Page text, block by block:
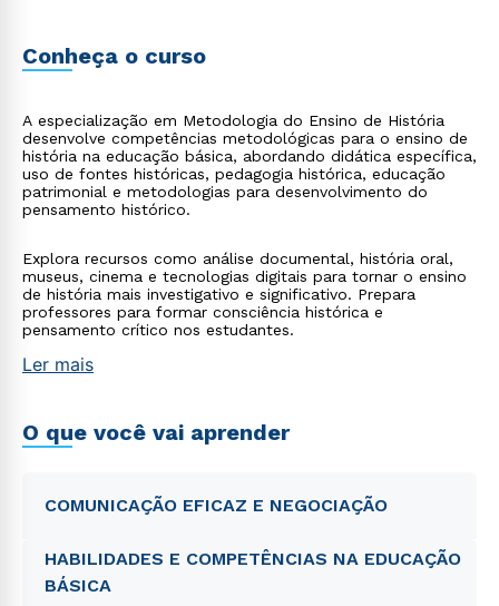
Conheça o curso
A especialização em Metodologia do Ensino de História
desenvolve competências metodológicas para o ensino de
história na educação básica, abordando didática específica,
uso de fontes históricas, pedagogia histórica, educação
patrimonial e metodologias para desenvolvimento do
pensamento histórico.
Explora recursos como análise documental, história oral,
museus, cinema e tecnologias digitais para tornar o ensino
de história mais investigativo e significativo. Prepara
professores para formar consciência histórica e
pensamento crítico nos estudantes.
Ler mais
O que você vai aprender
COMUNICAÇÃO EFICAZ E NEGOCIAÇÃO
HABILIDADES E COMPETÊNCIAS NA EDUCAÇÃO
BÁSICA